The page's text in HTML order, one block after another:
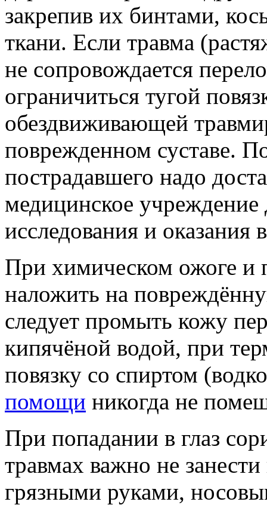
закрепив их бинтами,
ткани. Если травма
не сопровождается
ограничиться тугой
обездвиживающей
поврежденном суставе.
пострадавшего надо
медицинское учреждение
исследования и
При химическом ожоге и
наложить на
следует промыть кожу
кипячёной водой, при
повязку со спиртом
помощи никогда не
При попадании в глаз
травмах важно не
грязными руками,